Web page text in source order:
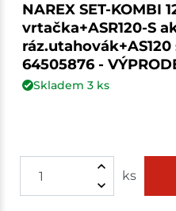
NAREX SET-KOMBI
vrtačka+ASR120-S
64505876 -
Skladem 3ks
ks